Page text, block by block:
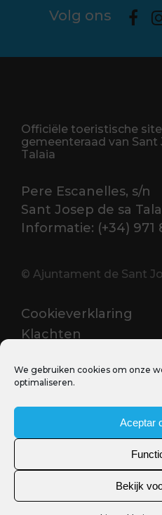
We gebruiken cookies om onze
optimaliseren.
Aceptar
Bekijk
Volg ons
Officiële toeristische
gemeenteraad van Sant
Talaia
Pere Escanelles, s/n
Sant Josep de sa
Informatie: (+34) 971
© Ajuntament de Sant
Cookieverklaring
Klachten
PROFESIONALES
Sant Josep Film